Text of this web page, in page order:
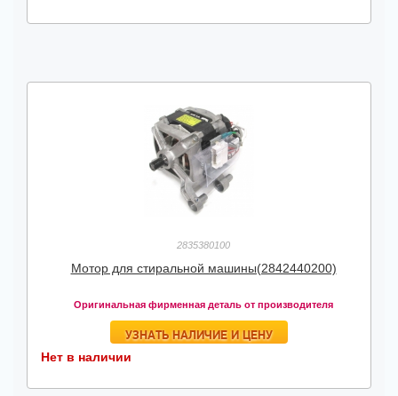
2835380100
Мотор для стиральной машины(2842440200)
Оригинальная фирменная деталь от производителя
УЗНАТЬ НАЛИЧИЕ И ЦЕНУ
Нет в наличии